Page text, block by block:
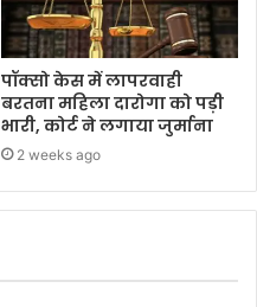
पॉक्सो केस में लापरवाही
बरतना महिला दारोगा को पड़ी
भारी, कोर्ट ने लगाया जुर्माना
2 weeks ago